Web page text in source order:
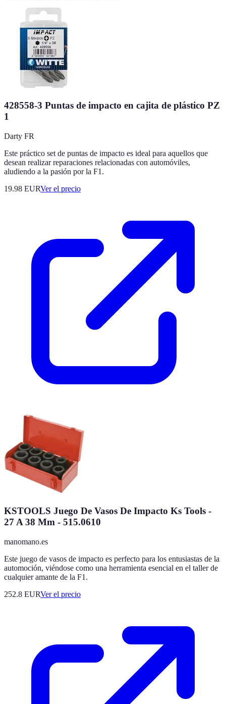
428558-3 Puntas de impacto en cajita de plástico PZ
1
Darty FR
Este práctico set de puntas de impacto es ideal para aquellos que
desean realizar reparaciones relacionadas con automóviles,
aludiendo a la pasión por la F1.
19.98 EURVer el precio
KSTOOLS Juego De Vasos De Impacto Ks Tools -
27 A 38 Mm - 515.0610
manomano.es
Este juego de vasos de impacto es perfecto para los entusiastas de la
automoción, viéndose como una herramienta esencial en el taller de
cualquier amante de la F1.
252.8 EURVer el precio